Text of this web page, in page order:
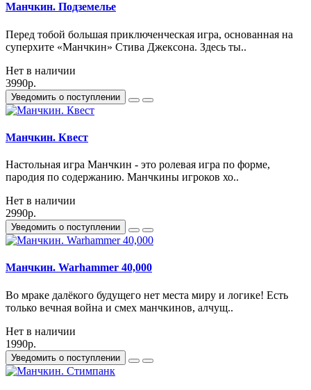
Манчкин. Подземелье
Перед тобой большая приключенческая игра, основанная на
суперхите «Манчкин» Стива Джексона. Здесь ты..
Нет в наличии
3990р.
Уведомить о поступлении
Манчкин. Квест
Настольная игра Манчкин - это ролевая игра по форме,
пародия по содержанию. Манчкины игроков хо..
Нет в наличии
2990р.
Уведомить о поступлении
Манчкин. Warhammer 40,000
Во мраке далёкого будущего нет места миру и логике! Есть
только вечная война и смех манчкинов, алчущ..
Нет в наличии
1990р.
Уведомить о поступлении